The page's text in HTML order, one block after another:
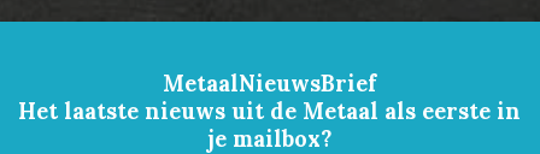
MetaalNieuwsBrief
Het laatste nieuws uit de Metaal als eerste in
je mailbox?